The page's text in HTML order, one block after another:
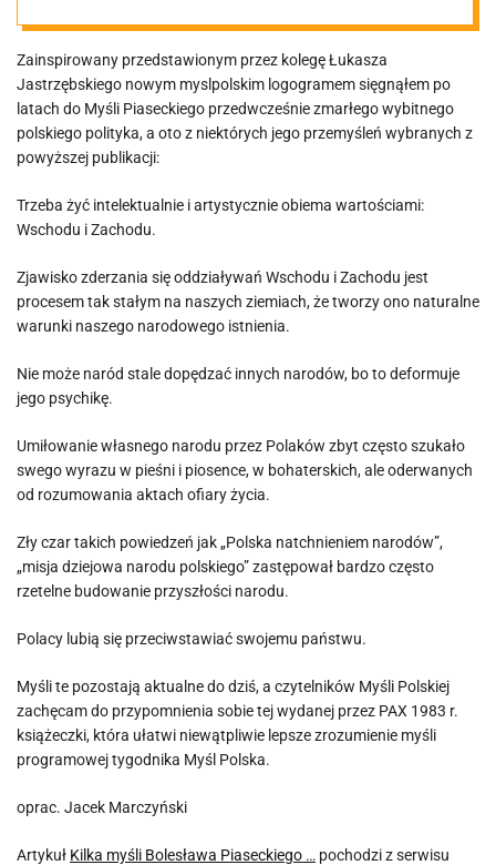
Zainspirowany przedstawionym przez kolegę Łukasza
Jastrzębskiego nowym myslpolskim logogramem sięgnąłem po
latach do Myśli Piaseckiego przedwcześnie zmarłego wybitnego
polskiego polityka, a oto z niektórych jego przemyśleń wybranych z
powyższej publikacji:
Trzeba żyć intelektualnie i artystycznie obiema wartościami:
Wschodu i Zachodu.
Zjawisko zderzania się oddziaływań Wschodu i Zachodu jest
procesem tak stałym na naszych ziemiach, że tworzy ono naturalne
warunki naszego narodowego istnienia.
Nie może naród stale dopędzać innych narodów, bo to deformuje
jego psychikę.
Umiłowanie własnego narodu przez Polaków zbyt często szukało
swego wyrazu w pieśni i piosence, w bohaterskich, ale oderwanych
od rozumowania aktach ofiary życia.
Zły czar takich powiedzeń jak „Polska natchnieniem narodów”,
„misja dziejowa narodu polskiego” zastępował bardzo często
rzetelne budowanie przyszłości narodu.
Polacy lubią się przeciwstawiać swojemu państwu.
Myśli te pozostają aktualne do dziś, a czytelników Myśli Polskiej
zachęcam do przypomnienia sobie tej wydanej przez PAX 1983 r.
książeczki, która ułatwi niewątpliwie lepsze zrozumienie myśli
programowej tygodnika Myśl Polska.
oprac. Jacek Marczyński
Artykuł Kilka myśli Bolesława Piaseckiego … pochodzi z serwisu